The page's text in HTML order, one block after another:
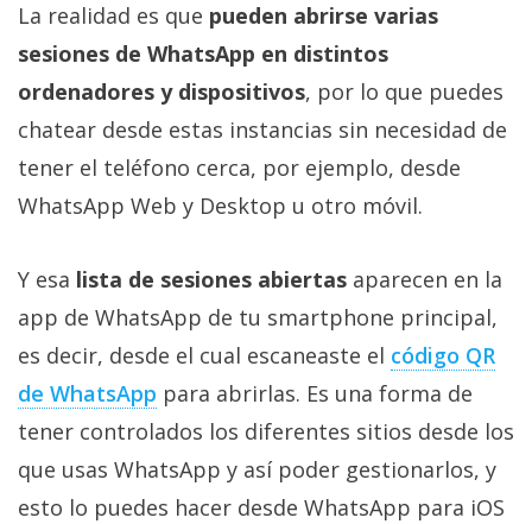
Foros
Contacto
/
Sobre
nosotros
/
Cambiar
opciones
privacidad
/
Aviso
Legal
La realidad es que pueden abrirse varias
sesiones de WhatsApp en distintos
ordenadores y dispositivos, por lo que puedes
chatear desde estas instancias sin necesidad de
tener el teléfono cerca, por ejemplo, desde
WhatsApp Web y Desktop u otro móvil.
Y esa lista de sesiones abiertas aparecen en la
app de WhatsApp de tu smartphone principal,
es decir, desde el cual escaneaste el código QR
de WhatsApp para abrirlas. Es una forma de
tener controlados los diferentes sitios desde los
que usas WhatsApp y así poder gestionarlos, y
esto lo puedes hacer desde WhatsApp para iOS